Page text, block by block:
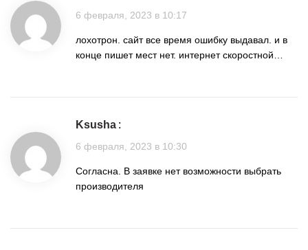
6 февраля, 2023 в 10:17
лохотрон. сайт все время ошибку выдавал. и в
конце пишет мест нет. интернет скоростной…
ksusha :
6 февраля, 2023 в 10:30
Согласна. В заявке нет возможности выбрать
производителя